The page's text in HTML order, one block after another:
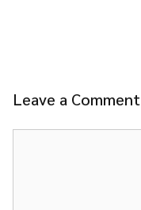
Leave a Comment